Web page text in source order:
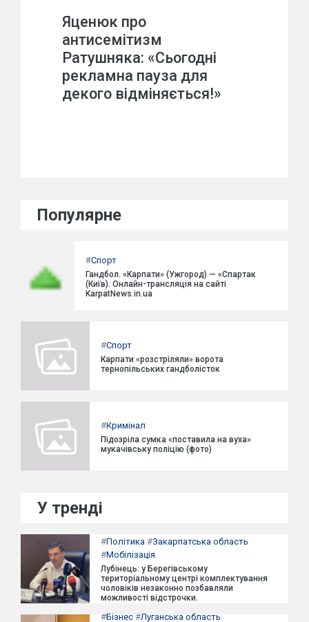
Яценюк про
антисемітизм
Ратушняка: «Сьогодні
рекламна пауза для
декого відміняється!»
Популярне
#Спорт
Гандбол. «Карпати» (Ужгород) — «Спартак
(Київ). Онлайн-трансляція на сайті
KarpatNews.in.ua
#Спорт
Карпати «розстріляли» ворота
тернопільських гандболісток
#Кримінал
Підозріла сумка «поставила на вуха»
мукачівську поліцію (фото)
У тренді
#Політика #Закарпатська область
#Мобілізація
Лубінець: у Берегівському
територіальному центрі комплектування
чоловіків незаконно позбавляли
можливості відстрочки.
#Бізнес #Луганська область